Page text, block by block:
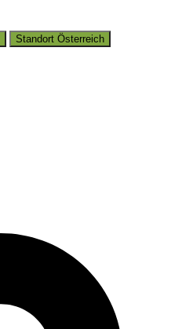
Standort Österreich